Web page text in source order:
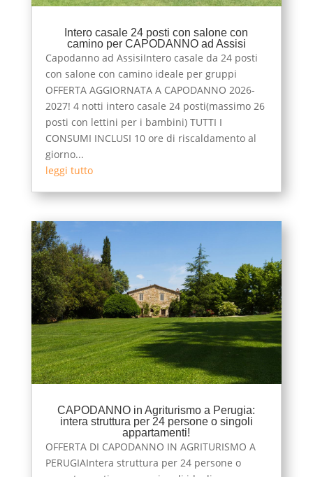
Intero casale 24 posti con salone con
camino per CAPODANNO ad Assisi
Capodanno ad AssisiIntero casale da 24 posti
con salone con camino ideale per gruppi
OFFERTA AGGIORNATA A CAPODANNO 2026-
2027! 4 notti intero casale 24 posti(massimo 26
posti con lettini per i bambini) TUTTI I
CONSUMI INCLUSI 10 ore di riscaldamento al
giorno...
leggi tutto
CAPODANNO in Agriturismo a Perugia:
intera struttura per 24 persone o singoli
appartamenti!
OFFERTA DI CAPODANNO IN AGRITURISMO A
PERUGIAIntera struttura per 24 persone o